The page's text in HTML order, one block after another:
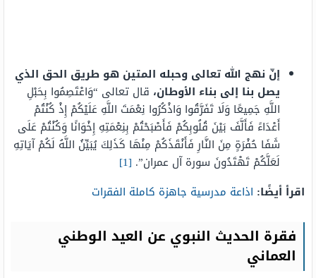
إنّ نهج الله تعالى وحبله المتين هو طريق الحق الذي
يصل بنا إلى بناء الأوطان، قال تعالى “وَاعْتَصِمُوا بِحَبْلِ
اللَّهِ جَمِيعًا وَلَا تَفَرَّقُوا وَاذْكُرُوا نِعْمَتَ اللَّهِ عَلَيْكُمْ إِذْ كُنْتُمْ
أَعْدَاءً فَأَلَّفَ بَيْنَ قُلُوبِكُمْ فَأَصْبَحْتُمْ بِنِعْمَتِهِ إِخْوَانًا وَكُنْتُمْ عَلَى
شَفَا حُفْرَةٍ مِنَ النَّارِ فَأَنْقَذَكُمْ مِنْهَا كَذَلِكَ يُبَيِّنُ اللَّهُ لَكُمْ آيَاتِهِ
لَعَلَّكُمْ تَهْتَدُونَ سورة آل عمران”. [1]
اقرأ أيضًا: اذاعة مدرسية جاهزة كاملة الفقرات
فقرة الحديث النبوي عن العيد الوطني
العماني